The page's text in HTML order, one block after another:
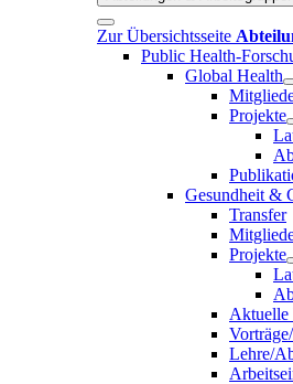
Zur Übersichtsseite
Public Health-
Global Health
Projekte
Gesundheit &
Transfer
Projekte
Aktuelle
Lehre/